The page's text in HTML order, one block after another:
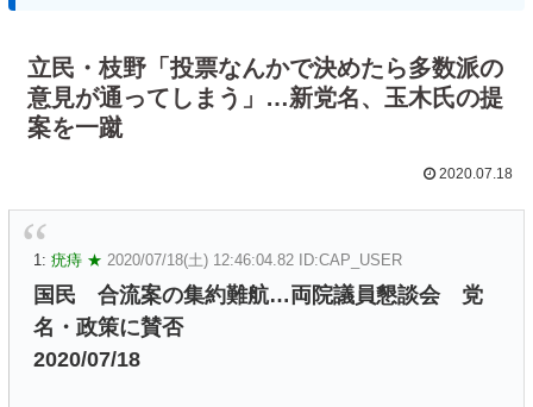
立民・枝野「投票なんかで決めたら多数派の
意見が通ってしまう」…新党名、玉木氏の提
案を一蹴
2020.07.18
1: 疣痔 ★ 2020/07/18(土) 12:46:04.82 ID:CAP_USER
国民 合流案の集約難航…両院議員懇談会 党
名・政策に賛否
2020/07/18